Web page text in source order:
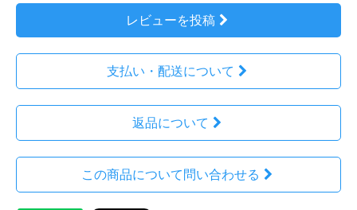
レビューを投稿
支払い・配送について
返品について
この商品について問い合わせる